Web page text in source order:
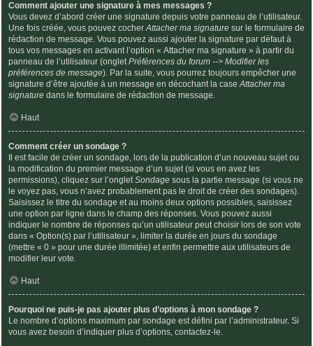
Comment ajouter une signature à mes messages ?
Vous devez d’abord créer une signature depuis votre panneau de l’utilisateur.
Une fois créée, vous pouvez cocherAttacher ma signature sur le formulaire de
rédaction de message. Vous pouvez aussi ajouter la signature par défaut à
tous vos messages en activant l’option « Attacher ma signature » à partir du
panneau de l’utilisateur (ongletPréférences du forum --> Modifier les
préférences de message). Par la suite, vous pourrez toujours empêcher une
signature d’être ajoutée à un message en décochant la caseAttacher ma
signature dans le formulaire de rédaction de message.
Haut
Comment créer un sondage ?
Il est facile de créer un sondage, lors de la publication d’un nouveau sujet ou
la modification du premier message d’un sujet (si vous en avez les
permissions), cliquez sur l’ongletSondage sous la partie message (si vous ne
le voyez pas, vous n’avez probablement pas le droit de créer des sondages).
Saisissez le titre du sondage et au moins deux options possibles, saisissez
une option par ligne dans le champ des réponses. Vous pouvez aussi
indiquer le nombre de réponses qu’un utilisateur peut choisir lors de son vote
dans « Option(s) par l’utilisateur », limiter la durée en jours du sondage
(mettre « 0 » pour une durée illimitée) et enfin permettre aux utilisateurs de
modifier leur vote.
Haut
Pourquoi ne puis-je pas ajouter plus d’options à mon sondage ?
Le nombre d’options maximum par sondage est défini par l’administrateur. Si
vous avez besoin d’indiquer plus d’options, contactez-le.